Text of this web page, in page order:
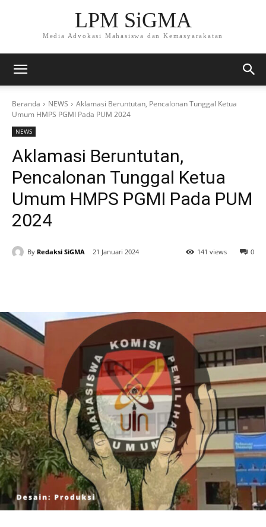
LPM SiGMA
Media Advokasi Mahasiswa dan Kemasyarakatan
Beranda NEWS
Aklamasi Beruntutan, Pencalonan Tunggal Ketua
Umum HMPS PGMI Pada PUM 2024
NEWS
Aklamasi Beruntutan,
Pencalonan Tunggal Ketua
Umum HMPS PGMI Pada PUM
2024
By Redaksi SiGMA 21 Januari 2024 0
141 views